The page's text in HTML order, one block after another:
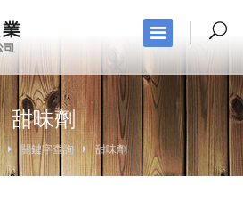
甜味劑
關鍵字查詢 甜味劑